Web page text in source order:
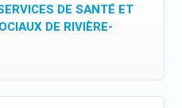
DE SANTÉ ET
DE RIVIÈRE-